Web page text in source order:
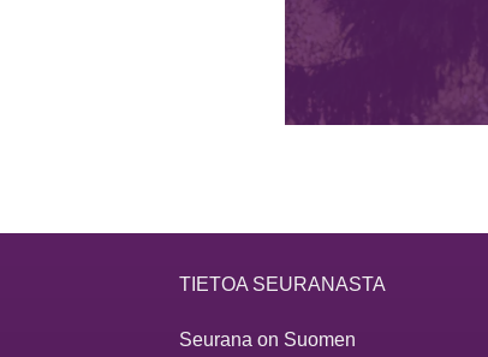
TIETOA SEURANASTA
Seurana on Suomen